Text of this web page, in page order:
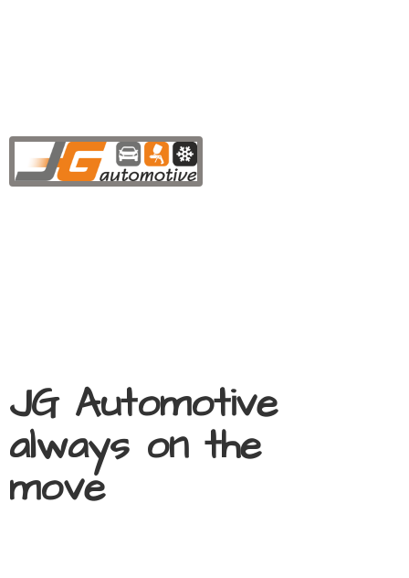
JG Automotive
always on the
move